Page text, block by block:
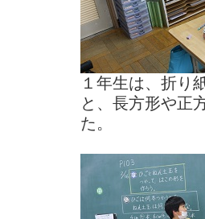
１年生は、折り
と、長方形や正
た。